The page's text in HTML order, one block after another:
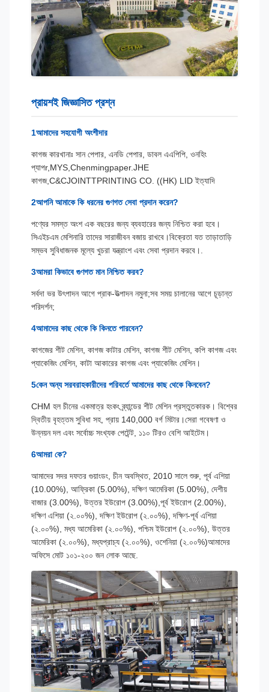
প্রায়শই জিজ্ঞাসিত প্রশ্ন
1আমাদের সহযোগী অংশীদার
কাগজ কারখানাঃ সান পেপার, এনডি পেপার, ডাবল এএপিপি, ওনহিং
প্যাপr,MYS,Chenmingpaper.JHE
কাগজ,C&CJOINTTPRINTING CO. ((HK) LID ইত্যাদি
2আপনি আমাকে কি ধরনের গুণগত সেবা প্রদান করেন?
পণ্যের সমস্ত অংশ এক বছরের জন্য ব্যবহারের জন্য নিশ্চিত করা হবে।
সিএইচএম মেশিনারি তাদের সারাজীবন বজায় রাখবে।বিক্রেতা যত তাড়াতাড়ি
সম্ভব সুবিধাজনক মূল্যে খুচরা যন্ত্রাংশ এবং সেবা প্রদান করবে।.
3আমরা কিভাবে গুণগত মান নিশ্চিত করব?
সর্বদা ভর উৎপাদন আগে প্রাক-উত্পাদন নমুনা;সব সময় চালানের আগে চূড়ান্ত
পরিদর্শন;
4আমাদের কাছ থেকে কি কিনতে পারবেন?
কাগজের শীট মেশিন, কাগজ কাটার মেশিন, কাগজ শীট মেশিন, কপি কাগজ এবং
প্যাকেজিং মেশিন, কাটা আকারের কাগজ এবং প্যাকেজিং মেশিন।
5কেন অন্য সরবরাহকারীদের পরিবর্তে আমাদের কাছ থেকে কিনবেন?
CHM হল চীনের একমাত্র হংকং ব্র্যান্ডের শীট মেশিন প্রস্তুতকারক। বিশ্বের
দ্বিতীয় বৃহত্তম সুবিধা সহ, প্রায় 140,000 বর্গ মিটার।সেরা গবেষণা ও
উন্নয়ন দল এবং সর্বোচ্চ সংখ্যক পেটেন্ট, ১১০ টিরও বেশি আইটেম।
6আমরা কে?
আমাদের সদর দফতর গুয়াংডং, চীন অবস্থিত, 2010 সালে শুরু, পূর্ব এশিয়া
(10.00%), আফ্রিকা (5.00%), দক্ষিণ আমেরিকা (5.00%), দেশীয়
বাজার (3.00%), উত্তর ইউরোপ (3.00%),পূর্ব ইউরোপ (2.00%),
দক্ষিণ এশিয়া (২.০০%), দক্ষিণ ইউরোপ (২.০০%), দক্ষিণ-পূর্ব এশিয়া
(২.০০%), মধ্য আমেরিকা (২.০০%), পশ্চিম ইউরোপ (২.০০%), উত্তর
আমেরিকা (২.০০%), মধ্যপ্রাচ্য (২.০০%), ওশেনিয়া (২.০০%)আমাদের
অফিসে মোট ১০১-২০০ জন লোক আছে.